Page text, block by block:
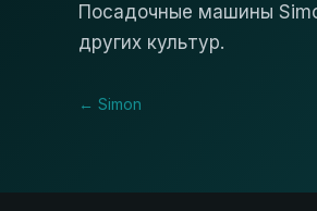
Посадочные машины
других культур.
← Simon